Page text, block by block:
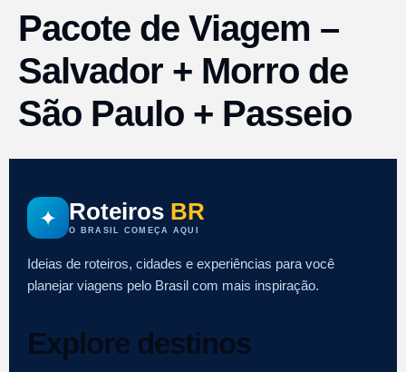
Pacote de Viagem –
Salvador + Morro de
São Paulo + Passeio
✦ Roteiros BR
O BRASIL COMEÇA AQUI
Ideias de roteiros, cidades e experiências para você
planejar viagens pelo Brasil com mais inspiração.
Explore destinos